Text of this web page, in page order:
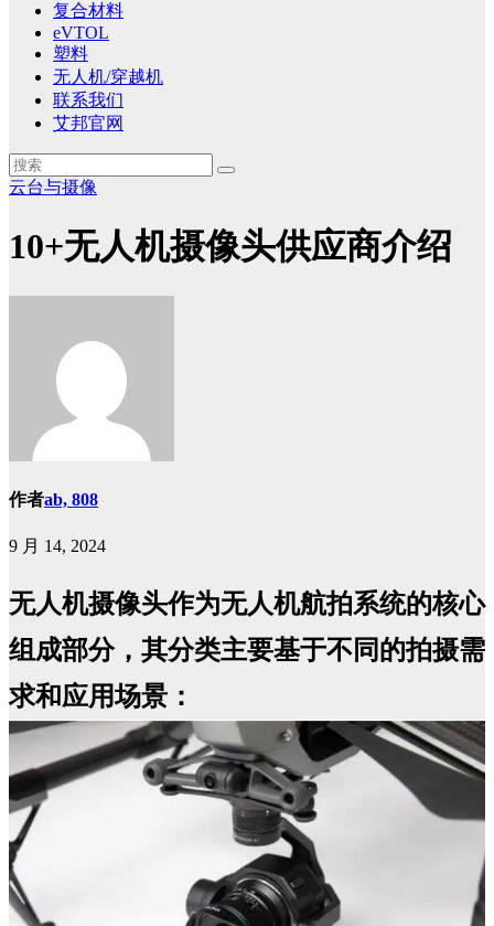
复合材料
eVTOL
塑料
无人机/穿越机
联系我们
艾邦官网
云台与摄像
10+无人机摄像头供应商介绍
作者ab, 808
9 月 14, 2024
无人机摄像头作为无人机航拍系统的核心
组成部分，其分类主要基于不同的拍摄需
求和应用场景：